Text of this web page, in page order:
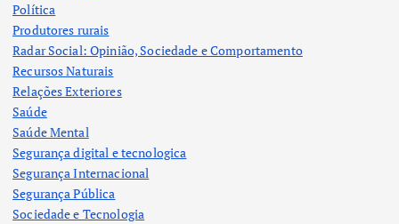
Política
Produtores rurais
Radar Social: Opinião, Sociedade e Comportamento
Recursos Naturais
Relações Exteriores
Saúde
Saúde Mental
Segurança digital e tecnologica
Segurança Internacional
Segurança Pública
Sociedade e Tecnologia